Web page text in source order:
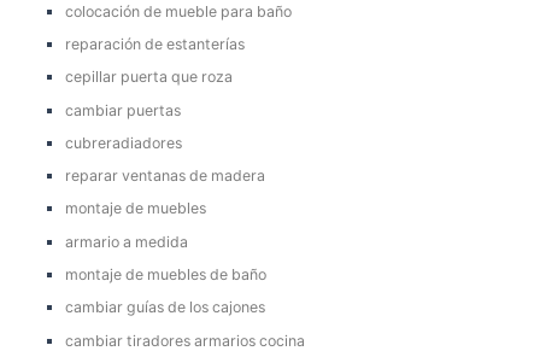
colocación de mueble para baño
reparación de estanterías
cepillar puerta que roza
cambiar puertas
cubreradiadores
reparar ventanas de madera
montaje de muebles
armario a medida
montaje de muebles de baño
cambiar guías de los cajones
cambiar tiradores armarios cocina